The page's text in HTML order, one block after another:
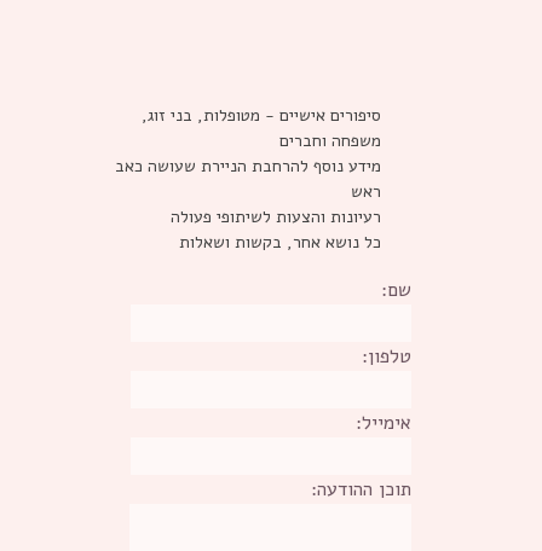
סיפורים אישיים - מטופלות, בני זוג,
משפחה וחברים
מידע נוסף להרחבת הניירת שעושה כאב
ראש
רעיונות והצעות לשיתופי פעולה
כל נושא אחר, בקשות ושאלות
שם:
טלפון:
אימייל:
תוכן ההודעה: